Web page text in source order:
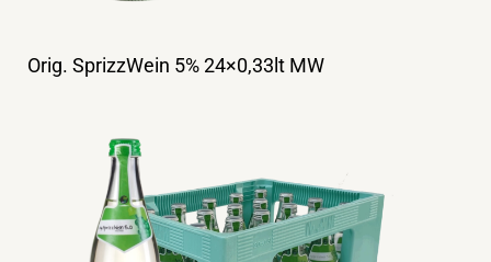
Orig. SprizzWein 5% 24×0,33lt MW